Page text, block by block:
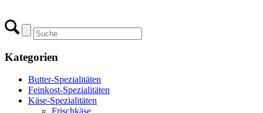
Kategorien
Butter-Spezialitäten
Feinkost-Spezialitäten
Käse-Spezialitäten